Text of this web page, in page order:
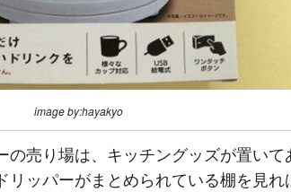
image by:hayakyo
の売り場は、キッチングッズが置いて
ッパーがまとめられている棚を見れ